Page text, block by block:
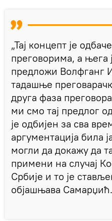
„Тај концепт је
преговорима, а њега
предложи Волфганг
тадашње
друга фаза
ми смо тај предлог
је одбијен за сва
аргументација била
могли да докажу да
примени на случај
Србије и то је
објашњава Самарџић.